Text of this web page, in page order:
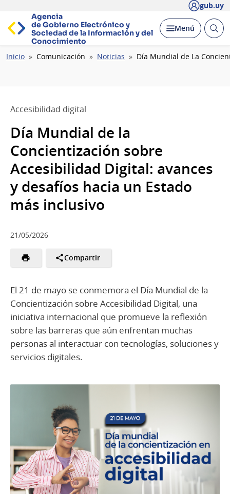
gub.uy
Agencia
de Gobierno Electrónico y
Sociedad de la Información y del
Conocimiento
Desplegar
Menú Abrir
Ruta
Inicio Comunicación Noticias Día Mundial de La
Accesibilidad digital
Día Mundial de la
Concientización sobre
Accesibilidad Digital: avances
y desafíos hacia un Estado
más inclusivo
21/05/2026
Compartir
El 21 de mayo se conmemora el Día Mundial de la
Concientización sobre Accesibilidad Digital, una
iniciativa internacional que promueve la reflexión
sobre las barreras que aún enfrentan muchas
personas al interactuar con tecnologías, soluciones y
servicios digitales.